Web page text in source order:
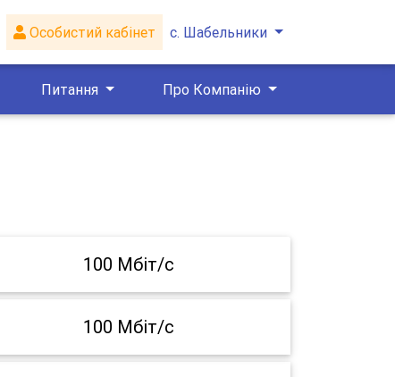
Особистий кабінет с. Шабельники
Питання Про Компанію
100 Мбіт/с
100 Мбіт/с